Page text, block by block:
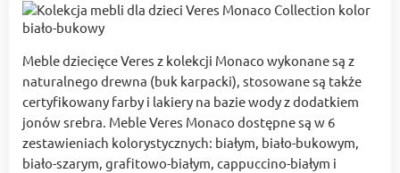
Meble dziecięce Veres z kolekcji Monaco wykonane są z
naturalnego drewna (buk karpacki), stosowane są także
certyfikowany farby i lakiery na bazie wody z dodatkiem
jonów srebra. Meble Veres Monaco dostępne są w 6
zestawieniach kolorystycznych: białym, biało-bukowym,
biało-szarym, grafitowo-białym, cappuccino-białym i